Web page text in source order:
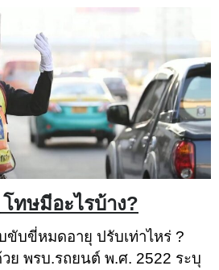
ทษมีอะไรบ้าง?
ขับขี่หมดอายุ ปรับเท่าไหร่ ?
ย พรบ.รถยนต์ พ.ศ. 2522 ระบุ